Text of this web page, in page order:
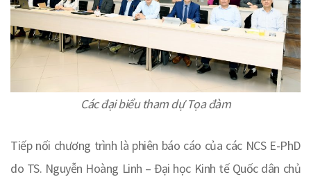
Các đại biểu tham dự Tọa đàm
Tiếp nối chương trình là phiên báo cáo của các NCS E-PhD
do TS. Nguyễn Hoàng Linh – Đại học Kinh tế Quốc dân chủ